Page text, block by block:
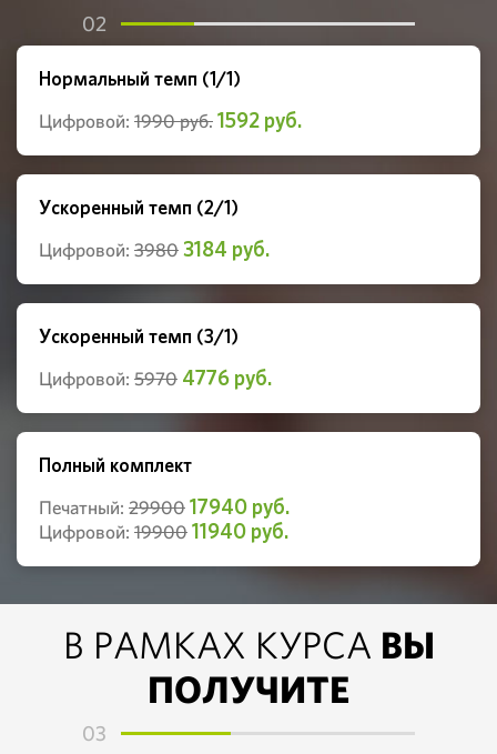
02
Нормальный темп (1/1)
Цифровой: 1990 руб.1592 руб.
Ускоренный темп (2/1)
Цифровой: 39803184 руб.
Ускоренный темп (3/1)
Цифровой: 5970 4776 руб.
Полный комплект
Печатный: 2990017940 руб.
Цифровой: 1990011940 руб.
В РАМКАХ КУРСА ВЫ
ПОЛУЧИТЕ
03